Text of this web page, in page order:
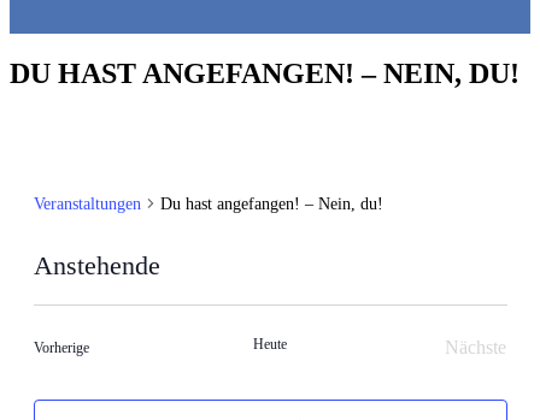
DU HAST ANGEFANGEN! – NEIN, DU!
Veranstaltungen Du hast angefangen! – Nein, du!
Anstehende
VorherigeVeranstaltungen Heute
Nächste